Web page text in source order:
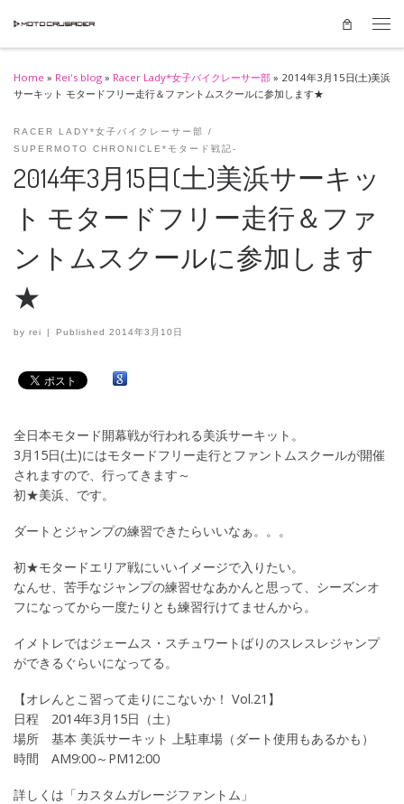
Skip to content
Home » Rei's blog » Racer Lady*女子バイクレーサー部 » 2014年3月15日(土)美浜
サーキット モタードフリー走行＆ファントムスクールに参加します★
RACER LADY*女子バイクレーサー部
SUPERMOTO CHRONICLE*モタード戦記-
2014年3月15日(土)美浜サーキッ
ト モタードフリー走行＆ファ
ントムスクールに参加します
★
by rei | Published2014年3月10日
全日本モタード開幕戦が行われる美浜サーキット。
3月15日(土)にはモタードフリー走行とファントムスクールが開催
されますので、行ってきます～
初★美浜、です。
ダートとジャンプの練習できたらいいなぁ。。。
初★モタードエリア戦にいいイメージで入りたい。
なんせ、苦手なジャンプの練習せなあかんと思って、シーズンオ
フになってから一度たりとも練習行けてませんから。
イメトレではジェームス・スチュワートばりのスレスレジャンプ
ができるぐらいになってる。
【オレんとこ習って走りにこないか！ Vol.21】
日程 2014年3月15日（土）
場所 基本 美浜サーキット 上駐車場（ダート使用もあるかも）
時間 AM9:00～PM12:00
詳しくは「カスタムガレージファントム」